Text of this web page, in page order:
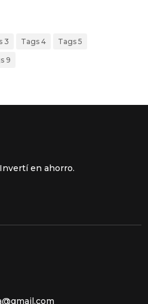
3 Tags 4 Tags 5
9
en ahorro.